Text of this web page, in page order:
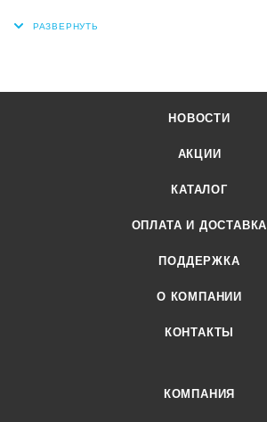
НОВОСТИ
АКЦИИ
КАТАЛОГ
ОПЛАТА И ДОСТАВКА
ПОДДЕРЖКА
О КОМПАНИИ
КОНТАКТЫ
КОМПАНИЯ